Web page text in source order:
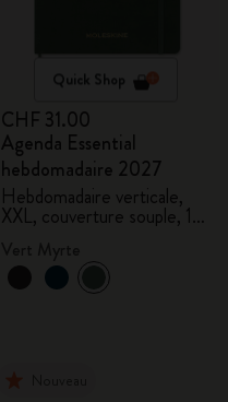
Quick Shop
CHF 31.00
Agenda Essential
hebdomadaire 2027
Hebdomadaire verticale,
XXL, couverture souple, 15
mois